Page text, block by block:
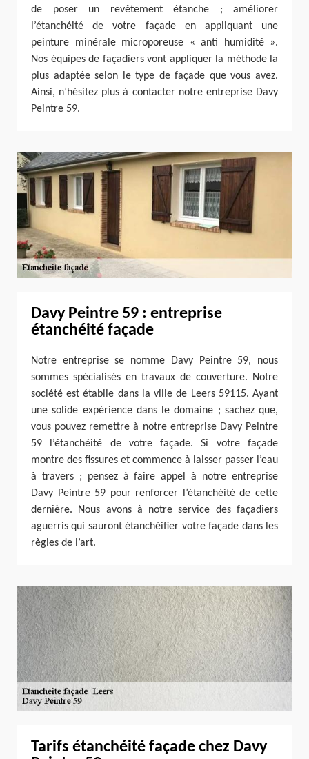
de poser un revêtement étanche ; améliorer
l’étanchéité de votre façade en appliquant une
peinture minérale microporeuse « anti humidité ».
Nos équipes de façadiers vont appliquer la méthode la
plus adaptée selon le type de façade que vous avez.
Ainsi, n’hésitez plus à contacter notre entreprise Davy
Peintre 59.
Davy Peintre 59 : entreprise
étanchéité façade
Notre entreprise se nomme Davy Peintre 59, nous
sommes spécialisés en travaux de couverture. Notre
société est établie dans la ville de Leers 59115. Ayant
une solide expérience dans le domaine ; sachez que,
vous pouvez remettre à notre entreprise Davy Peintre
59 l’étanchéité de votre façade. Si votre façade
montre des fissures et commence à laisser passer l’eau
à travers ; pensez à faire appel à notre entreprise
Davy Peintre 59 pour renforcer l’étanchéité de cette
dernière. Nous avons à notre service des façadiers
aguerris qui sauront étanchéifier votre façade dans les
règles de l’art.
Tarifs étanchéité façade chez Davy